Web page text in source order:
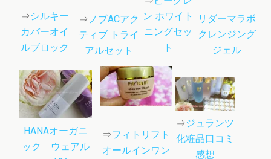
⇒シルキー
カバーオイ
ルブロック
⇒ ノブACアク
ティブ トライ
アルセット
ン ホワイト
ニングセッ
ト
リダーマラボ
クレンジング
ジェル
HANAオーガニ
ック ウェアル
⇒フィトリフト
オールインワン
⇒ジュランツ
化粧品口コミ
感想